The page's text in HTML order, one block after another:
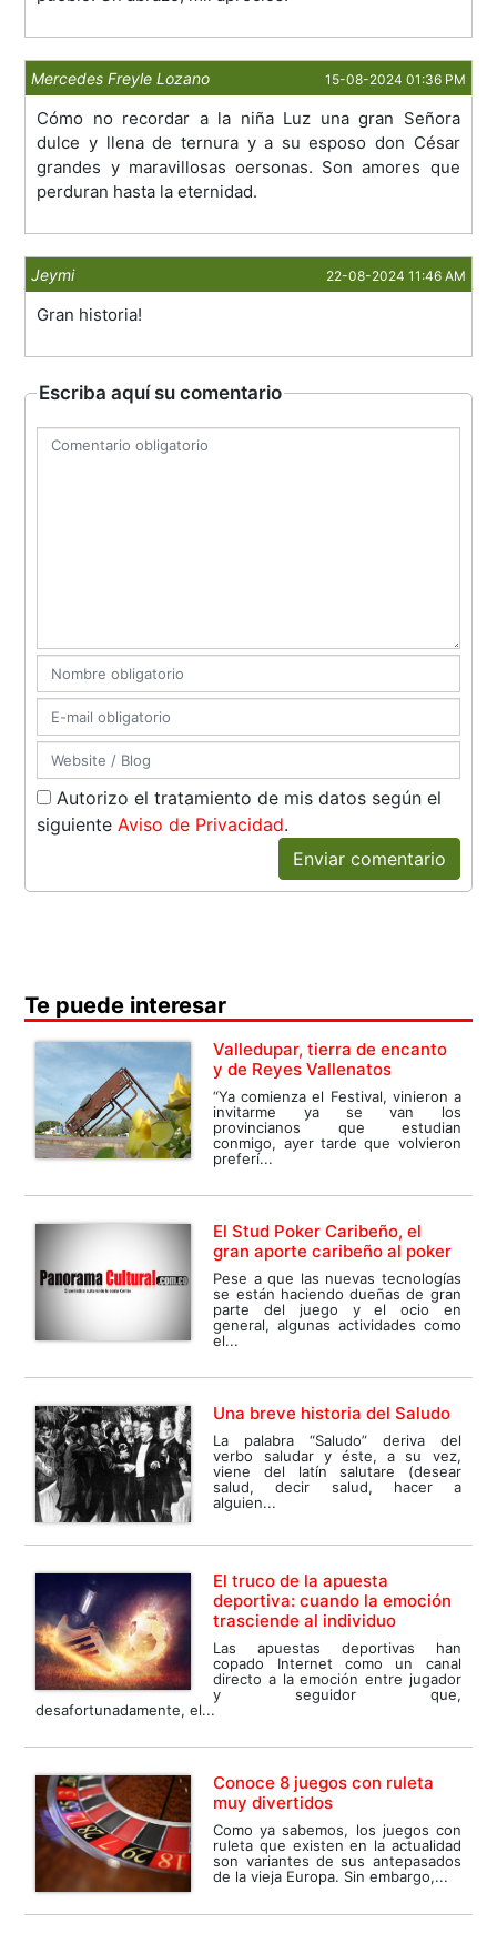
Mercedes Freyle Lozano 15-08-2024 01:36 PM
Cómo no recordar a la niña Luz una gran Señora
dulce y llena de ternura y a su esposo don César
grandes y maravillosas oersonas. Son amores que
perduran hasta la eternidad.
Jeymi 22-08-2024 11:46 AM
Gran historia!
Escriba aquí su comentario
Autorizo el tratamiento de mis datos según el
siguienteAviso de Privacidad.
Enviar comentario
Te puede interesar
Valledupar, tierra de encanto
y de Reyes Vallenatos
“Ya comienza el Festival, vinieron a
invitarme ya se van los
provincianos que estudian
conmigo, ayer tarde que volvieron
preferí...
El Stud Poker Caribeño, el
gran aporte caribeño al poker
Pese a que las nuevas tecnologías
se están haciendo dueñas de gran
parte del juego y el ocio en
general, algunas actividades como
el...
Una breve historia del Saludo
La palabra “Saludo” deriva del
verbo saludar y éste, a su vez,
viene del latín salutare (desear
salud, decir salud, hacer a
alguien...
El truco de la apuesta
deportiva: cuando la emoción
trasciende al individuo
Las apuestas deportivas han
copado Internet como un canal
directo a la emoción entre jugador
y seguidor que,
desafortunadamente, el...
Conoce 8 juegos con ruleta
muy divertidos
Como ya sabemos, los juegos con
ruleta que existen en la actualidad
son variantes de sus antepasados
de la vieja Europa. Sin embargo,...